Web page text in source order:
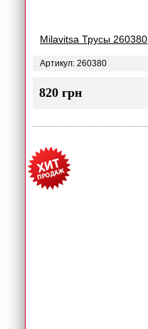
Milavitsa Трусы 260380
Артикул: 260380
820 грн